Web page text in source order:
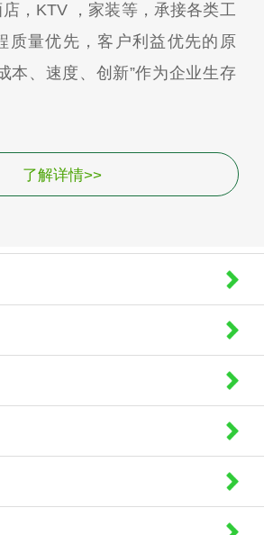
，KTV ，家装等，承接各类工
质量优先，客户利益优先的原
本、速度、创新”作为企业生存
了解详情>>